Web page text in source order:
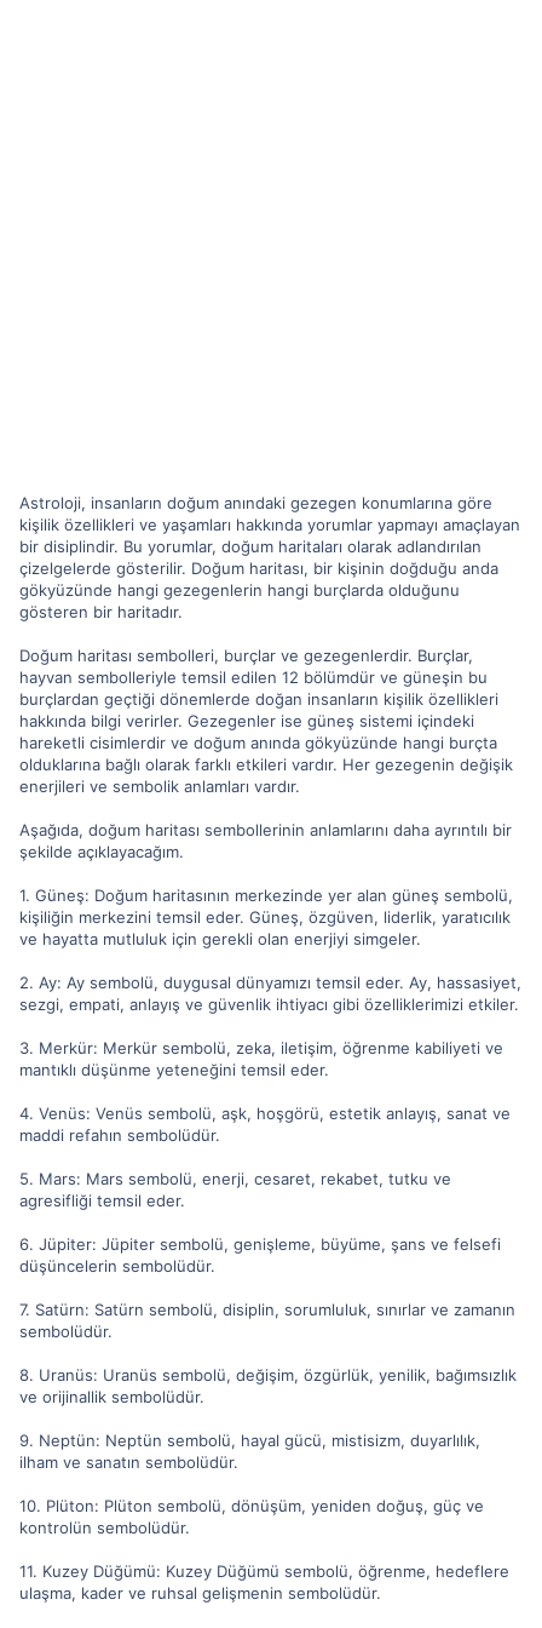
Astroloji, insanların doğum anındaki gezegen konumlarına göre
kişilik özellikleri ve yaşamları hakkında yorumlar yapmayı amaçlayan
bir disiplindir. Bu yorumlar, doğum haritaları olarak adlandırılan
çizelgelerde gösterilir. Doğum haritası, bir kişinin doğduğu anda
gökyüzünde hangi gezegenlerin hangi burçlarda olduğunu
gösteren bir haritadır.
Doğum haritası sembolleri, burçlar ve gezegenlerdir. Burçlar,
hayvan sembolleriyle temsil edilen 12 bölümdür ve güneşin bu
burçlardan geçtiği dönemlerde doğan insanların kişilik özellikleri
hakkında bilgi verirler. Gezegenler ise güneş sistemi içindeki
hareketli cisimlerdir ve doğum anında gökyüzünde hangi burçta
olduklarına bağlı olarak farklı etkileri vardır. Her gezegenin değişik
enerjileri ve sembolik anlamları vardır.
Aşağıda, doğum haritası sembollerinin anlamlarını daha ayrıntılı bir
şekilde açıklayacağım.
1. Güneş: Doğum haritasının merkezinde yer alan güneş sembolü,
kişiliğin merkezini temsil eder. Güneş, özgüven, liderlik, yaratıcılık
ve hayatta mutluluk için gerekli olan enerjiyi simgeler.
2. Ay: Ay sembolü, duygusal dünyamızı temsil eder. Ay, hassasiyet,
sezgi, empati, anlayış ve güvenlik ihtiyacı gibi özelliklerimizi etkiler.
3. Merkür: Merkür sembolü, zeka, iletişim, öğrenme kabiliyeti ve
mantıklı düşünme yeteneğini temsil eder.
4. Venüs: Venüs sembolü, aşk, hoşgörü, estetik anlayış, sanat ve
maddi refahın sembolüdür.
5. Mars: Mars sembolü, enerji, cesaret, rekabet, tutku ve
agresifliği temsil eder.
6. Jüpiter: Jüpiter sembolü, genişleme, büyüme, şans ve felsefi
düşüncelerin sembolüdür.
7. Satürn: Satürn sembolü, disiplin, sorumluluk, sınırlar ve zamanın
sembolüdür.
8. Uranüs: Uranüs sembolü, değişim, özgürlük, yenilik, bağımsızlık
ve orijinallik sembolüdür.
9. Neptün: Neptün sembolü, hayal gücü, mistisizm, duyarlılık,
ilham ve sanatın sembolüdür.
10. Plüton: Plüton sembolü, dönüşüm, yeniden doğuş, güç ve
kontrolün sembolüdür.
11. Kuzey Düğümü: Kuzey Düğümü sembolü, öğrenme, hedeflere
ulaşma, kader ve ruhsal gelişmenin sembolüdür.